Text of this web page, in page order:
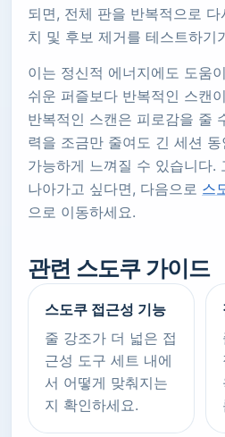
되면, 전체 판을 반복적으로
치 및 후보 제거를 테스트하기
이는 정신적 에너지에도 도움
쉬운 퍼즐보다 반복적인 스캔
반복적인 스캔은 피로감을 줄
력을 조금만 줄여도 긴 세션
가능하게 느껴질 수 있습니다.
나아가고 싶다면, 다음으로 스
으로 이동하세요.
관련 스도쿠 가이드
스도쿠 접근성 기능
줄 강조가 더 넓은 접
근성 도구 세트 내에
서 어떻게 맞춰지는
지 확인하세요.